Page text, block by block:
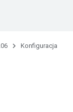
Konfiguracja